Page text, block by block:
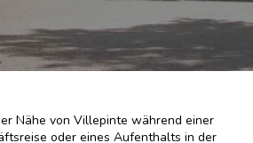
Nähe von Villepinte während einer
oder eines Aufenthalts in der